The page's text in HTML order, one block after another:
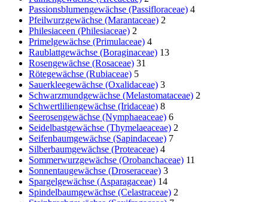
Passionsblumengewächse (Passifloraceae) 4
Pfeilwurzgewächse (Marantaceae) 2
Philesiaceen (Philesiaceae) 2
Primelgewächse (Primulaceae) 4
Raublattgewächse (Boraginaceae) 13
Rosengewächse (Rosaceae) 31
Rötegewächse (Rubiaceae) 5
Sauerkleegewächse (Oxalidaceae) 3
Schwarzmundgewächse (Melastomataceae) 2
Schwertliliengewächse (Iridaceae) 8
Seerosengewächse (Nymphaeaceae) 6
Seidelbastgewächse (Thymelaeaceae) 2
Seifenbaumgewächse (Sapindaceae) 7
Silberbaumgewächse (Proteaceae) 4
Sommerwurzgewächse (Orobanchaceae) 11
Sonnentaugewächse (Droseraceae) 3
Spargelgewächse (Asparagaceae) 14
Spindelbaumgewächse (Celastraceae) 2